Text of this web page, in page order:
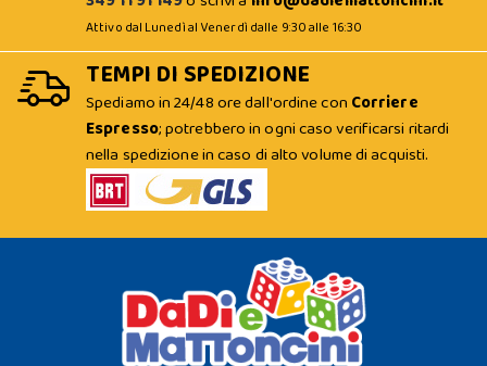
Attivo dal Lunedì al Venerdì dalle 9:30 alle 16:30
TEMPI DI SPEDIZIONE
Spediamo in 24/48 ore dall'ordine con Corriere
Espresso; potrebbero in ogni caso verificarsi ritardi
nella spedizione in caso di alto volume di acquisti.